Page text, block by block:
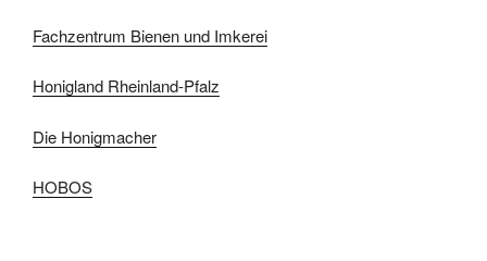
Fachzentrum Bienen und Imkerei
Honigland Rheinland-Pfalz
Die Honigmacher
HOBOS